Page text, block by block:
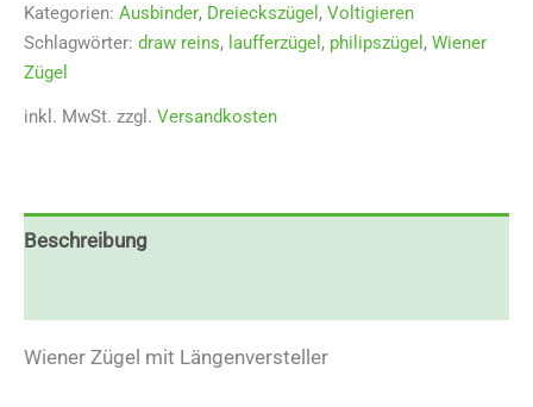
Kategorien: Ausbinder, Dreieckszügel , Voltigieren
Schlagwörter: draw reins, laufferzügel , philipszügel , Wiener
Zügel
inkl. MwSt. zzgl. Versandkosten
Beschreibung
Wiener Zügel mit Längenversteller